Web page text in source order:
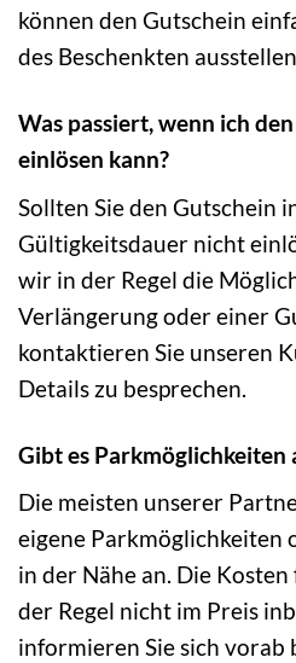
können den Gutschein
des Beschenkten
Was passiert, wenn ich
einlösen kann?
Sollten Sie den Gutschein
Gültigkeitsdauer nicht
wir in der Regel die
Verlängerung oder einer
kontaktieren Sie unseren
Details zu besprechen.
Gibt es Parkmöglichkeiten
Die meisten unserer
eigene Parkmöglichkeiten
in der Nähe an. Die
der Regel nicht im Preis
informieren Sie sich